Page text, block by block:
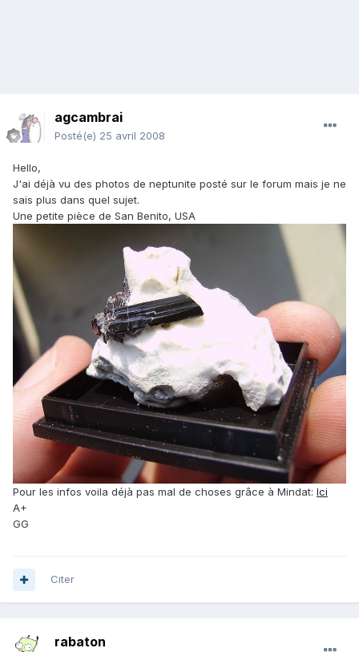
agcambrai
Posté(e) 25 avril 2008
Hello,
J'ai déjà vu des photos de neptunite posté sur le forum mais je ne
sais plus dans quel sujet.
Une petite pièce de San Benito, USA
Pour les infos voila déjà pas mal de choses grâce à Mindat: Ici
A+
GG
Citer
rabaton